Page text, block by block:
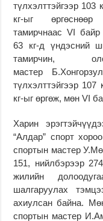
түлхэлттэйгээр 103
кг-ыг
тамирчнаас VI байр
63 кг-д үндэсний
тамирчин,
мастер
түлхэлттэйгээр 107
кг-ыг өргөж, мөн VI
Харин
“Алдар” спорт
спортын мастер
151, нийлбэрээр
жилийн
шалгаруулах
ахиулсан байна.
спортын мастер